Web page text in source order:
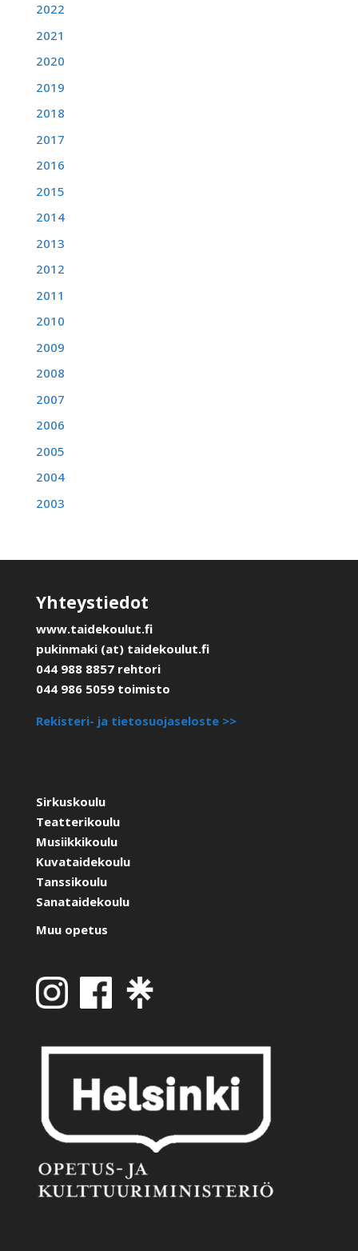
2022
2021
2020
2019
2018
2017
2016
2015
2014
2013
2012
2011
2010
2009
2008
2007
2006
2005
2004
2003
Yhteystiedot
www.taidekoulut.fi
pukinmaki (at) taidekoulut.fi
044 988 8857 rehtori
044 986 5059 toimisto
Rekisteri- ja tietosuojaseloste >>
Sirkuskoulu
Teatterikoulu
Musiikkikoulu
Kuvataidekoulu
Tanssikoulu
Sanataidekoulu
Muu opetus